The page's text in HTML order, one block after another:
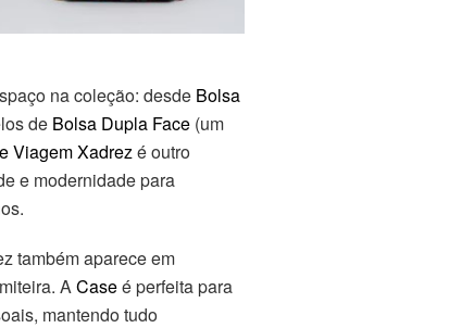
na coleção: desde Bolsa
de Bolsa Dupla Face (um
Viagem Xadrezé outro
e modernidade para
também aparece em
ACaseé perfeita para
mantendo tudo